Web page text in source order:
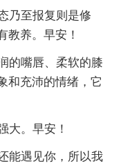
乃至报复则是修
教养。早安！
的嘴唇、柔软的膝
和充沛的情绪，它
大。早安！
能遇见你，所以我